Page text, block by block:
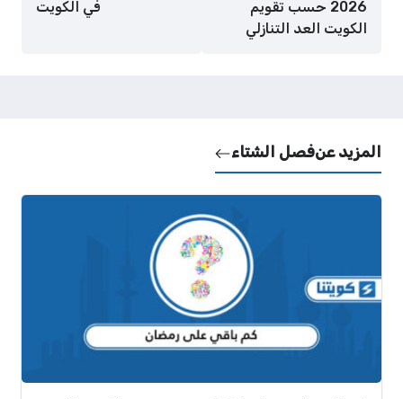
2026 حسب تقويم
الكويت العد التنازلي
في الكويت
المزيد عنفصل الشتاء